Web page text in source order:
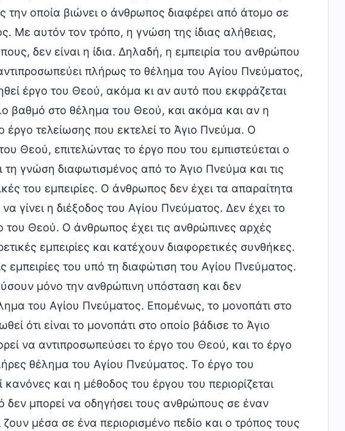
την οποία βιώνει ο άνθρωπος διαφέρει από άτομο σε
Με αυτόν τον τρόπο, η γνώση της ίδιας αλήθειας,
δεν είναι η ίδια. Δηλαδή, η εμπειρία του ανθρώπου
πλήρως το θέλημα του Αγίου Πνεύματος,
έργο του Θεού, ακόμα κι αν αυτό που εκφράζεται
βαθμό στο θέλημα του Θεού, και ακόμα και αν η
έργο τελείωσης που εκτελεί το Άγιο Πνεύμα. Ο
Θεού, επιτελώντας το έργο που του εμπιστεύεται ο
γνώση διαφωτισμένος από το Άγιο Πνεύμα και τις
του εμπειρίες. Ο άνθρωπος δεν έχει τα απαραίτητα
γίνει η διέξοδος του Αγίου Πνεύματος. Δεν έχει το
του Θεού. Ο άνθρωπος έχει τις ανθρώπινες αρχές
εμπειρίες και κατέχουν διαφορετικές συνθήκες.
του υπό τη διαφώτιση του Αγίου Πνεύματος.
μόνο την ανθρώπινη υπόσταση και δεν
του Αγίου Πνεύματος. Επομένως, το μονοπάτι στο
ότι είναι το μονοπάτι στο οποίο βάδισε το Άγιο
να αντιπροσωπεύσει το έργο του Θεού, και το έργο
θέλημα του Αγίου Πνεύματος. Το έργο του
και η μέθοδος του έργου του περιορίζεται
δεν μπορεί να οδηγήσει τους ανθρώπους σε έναν
μέσα σε ένα περιορισμένο πεδίο και ο τρόπος τους